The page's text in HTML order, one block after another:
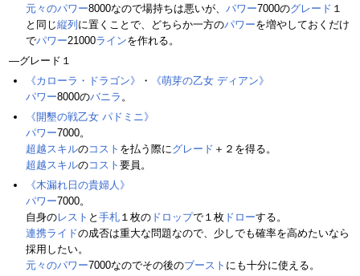
元々のパワー8000なので場持ちは悪いが、 パワー7000のグレード １
と同じ縦列 に置くことで、どちらか一方のパワーを増やしておくだけ
でパワー21000ラインを作れる。
―グレード１
《カローラ・ドラゴン》
・
《萌芽の乙女 ディアン》
パワー8000のバニラ 。
《開墾の戦乙女 パドミニ》
パワー7000。
超越スキルのコスト を払う際にグレード ＋２を得る。
超越スキルのコスト 要員。
《木漏れ日の貴婦人》
パワー7000。
自身のレスト と 手札 １枚の ドロップで１枚 ドローする。
連携ライドの成否は重大な問題なので、少しでも確率を高めたいなら
採用したい。
元々のパワー7000なのでその後のブースト にも十分に使える。